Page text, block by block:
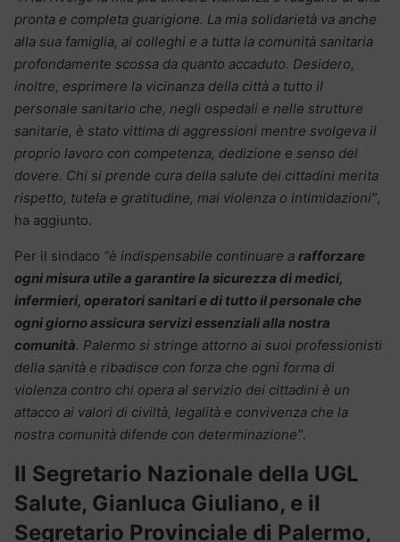
pronta e completa guarigione. La mia solidarietà va anche
alla sua famiglia, ai colleghi e a tutta la comunità sanitaria
profondamente scossa da quanto accaduto. Desidero,
inoltre, esprimere la vicinanza della città a tutto il
personale sanitario che, negli ospedali e nelle strutture
sanitarie, è stato vittima di aggressioni mentre svolgeva il
proprio lavoro con competenza, dedizione e senso del
dovere. Chi si prende cura della salute dei cittadini merita
rispetto, tutela e gratitudine, mai violenza o intimidazioni”,
ha aggiunto.
Per il sindaco “è indispensabile continuare a rafforzare
ogni misura utile a garantire la sicurezza di medici,
infermieri, operatori sanitari e di tutto il personale che
ogni giorno assicura servizi essenziali alla nostra
comunità. Palermo si stringe attorno ai suoi professionisti
della sanità e ribadisce con forza che ogni forma di
violenza contro chi opera al servizio dei cittadini è un
attacco ai valori di civiltà, legalità e convivenza che la
nostra comunità difende con determinazione”.
Il Segretario Nazionale della UGL
Salute, Gianluca Giuliano, e il
Segretario Provinciale di Palermo,